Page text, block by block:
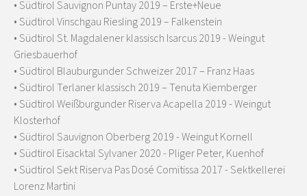
• Südtirol Sauvignon Puntay 2019 – Erste+Neue
• Südtirol Vinschgau Riesling 2019 – Falkenstein
• Südtirol St. Magdalener klassisch Isarcus 2019 - Weingut
Griesbauerhof
• Südtirol Blauburgunder Schweizer 2017 – Franz Haas
• Südtirol Terlaner klassisch 2019 – Tenuta Kiemberger
• Südtirol Weißburgunder Riserva Acapella 2019 - Weingut
Klosterhof
• Südtirol Sauvignon Oberberg 2019 - Weingut Kornell
• Südtirol Eisacktal Sylvaner 2020 - Pliger Peter, Kuenhof
• Südtirol Sekt Riserva Pas Dosé Comitissa 2017 - Sektkellerei
Lorenz Martini